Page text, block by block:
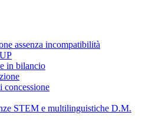
assenza incompatibilità
in bilancio
concessione
STEM e multilinguistiche D.M.